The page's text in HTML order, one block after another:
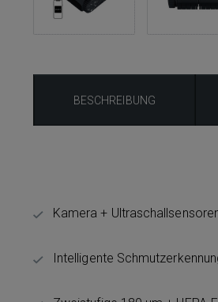
BESCHREIBUNG
Kamera +
Intelligente